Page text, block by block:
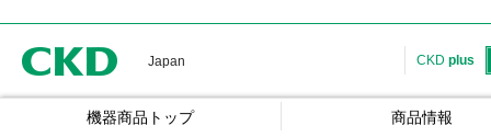
Japan CKD plus
機器商品トップ 商品情報